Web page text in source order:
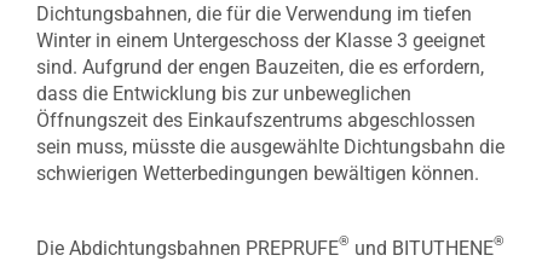
Dichtungsbahnen, die für die Verwendung im tiefen
Winter in einem Untergeschoss der Klasse 3 geeignet
sind. Aufgrund der engen Bauzeiten, die es erfordern,
dass die Entwicklung bis zur unbeweglichen
Öffnungszeit des Einkaufszentrums abgeschlossen
sein muss, müsste die ausgewählte Dichtungsbahn die
schwierigen Wetterbedingungen bewältigen können.
Die Abdichtungsbahnen PREPRUFE® und BITUTHENE®